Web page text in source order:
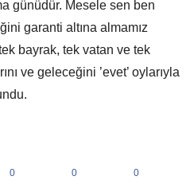
günüdür. Mesele sen ben
garanti altına almamız
bayrak, tek vatan ve tek
ve geleceğini ’evet’ oylarıyla